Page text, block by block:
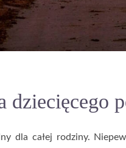
dziecięcego
dla całej rodziny.